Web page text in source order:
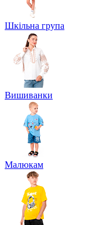
Шкільна група
Вишиванки
Малюкам